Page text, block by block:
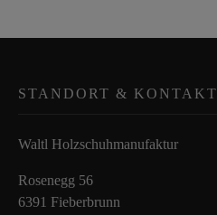
STANDORT & KONTAKT
Waltl Holzschuhmanufaktur
Rosenegg 56
6391 Fieberbrunn